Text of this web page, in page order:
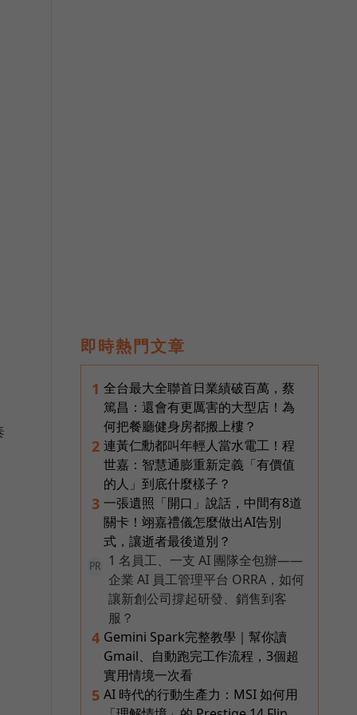
即時熱門文章
1 全台最大全聯首日業績破百萬，蔡
篤昌：還會有更厲害的大型店！為
何把餐廳健身房都搬上樓？
2 連黃仁勳都叫年輕人當水電工！程
世嘉：智慧通膨重新定義「有價值
的人」到底什麼樣子？
3 一張遺照「開口」說話，中間有8道
關卡！翊嘉禮儀怎麼做出AI告別
式，讓逝者最後道別？
PR
1 名員工、一支 AI 團隊全包辦——
企業 AI 員工管理平台 ORRA，如何
讓新創公司撐起研發、銷售到客
服？
4 Gemini Spark完整教學｜幫你讀
Gmail、自動跑完工作流程，3個超
實用情境一次看
5 AI 時代的行動生產力：MSI 如何用